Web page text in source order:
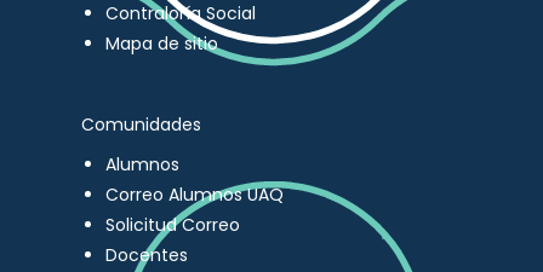
Contraloría Social
Mapa de sitio
Comunidades
Alumnos
Correo Alumnos UAQ
Solicitud Correo
Docentes